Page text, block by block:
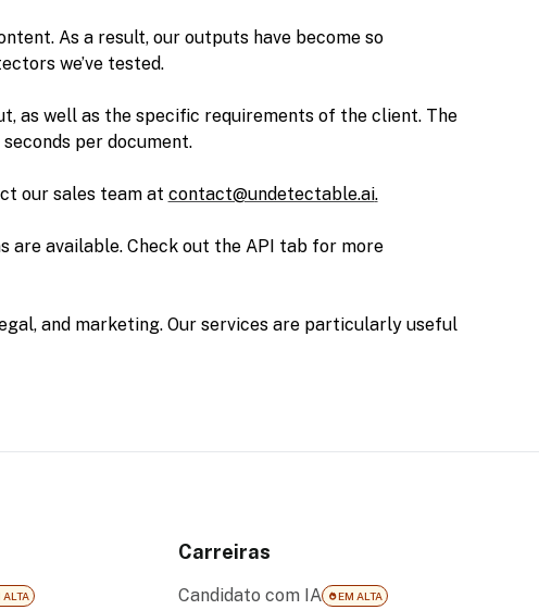
As a result, our outputs have become so
we’ve tested.
as well as the specific requirements of the client. The
per document.
our sales team at contact@undetectable.ai.
are available. Check out the API tab for more
and marketing. Our services are particularly useful
ALTA
Carreiras
Candidato com IA EM ALTA